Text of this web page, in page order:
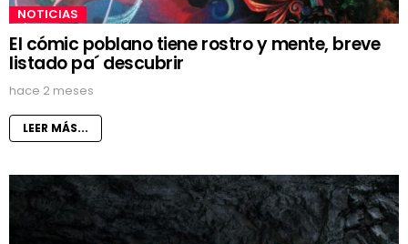
NOTICIAS
El cómic poblano tiene rostro y mente, breve
listado pa´ descubrir
hace 2 meses
LEER MÁS...